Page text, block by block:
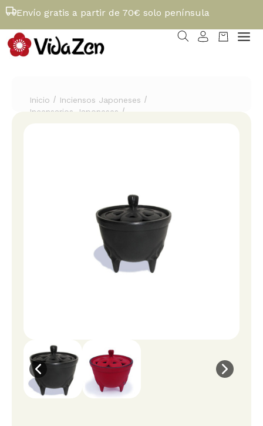
Envío gratis a partir de 70€ solo península
Inicio / Inciensos Japoneses /
Incensarios Japoneses /